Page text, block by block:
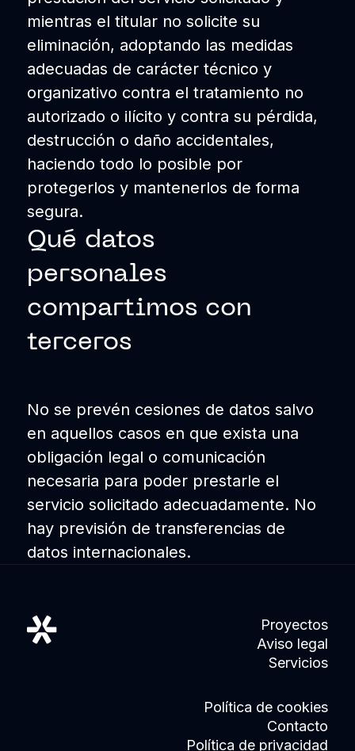
mientras el titular no solicite su
eliminación, adoptando las medidas
adecuadas de carácter técnico y
organizativo contra el tratamiento no
autorizado o ilícito y contra su pérdida,
destrucción o daño accidentales,
haciendo todo lo posible por
protegerlos y mantenerlos de forma
segura.
Qué datos
personales
compartimos con
terceros
No se prevén cesiones de datos salvo
en aquellos casos en que exista una
obligación legal o comunicación
necesaria para poder prestarle el
servicio solicitado adecuadamente. No
hay previsión de transferencias de
datos internacionales.
Proyectos
Aviso legal
Servicios
Política de cookies
Contacto
Política de privacidad